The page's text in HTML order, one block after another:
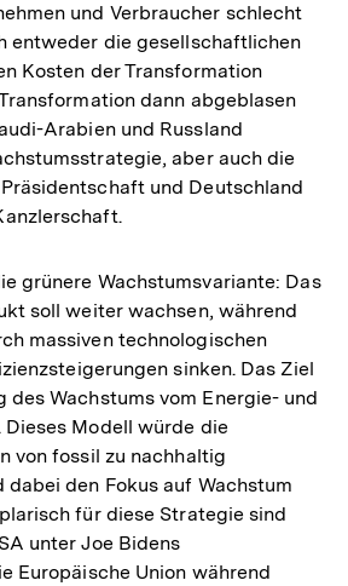
und Verbraucher schlecht
entweder die gesellschaftlichen
Kosten der Transformation
dann abgeblasen
Arabien und Russland
aber auch die
und Deutschland
grünere Wachstumsvariante: Das
soll weiter wachsen, während
massiven technologischen
sinken. Das Ziel
des Wachstums vom Energie- und
Modell würde die
von fossil zu nachhaltig
den Fokus auf Wachstum
für diese Strategie sind
unter Joe Bidens
Europäische Union während